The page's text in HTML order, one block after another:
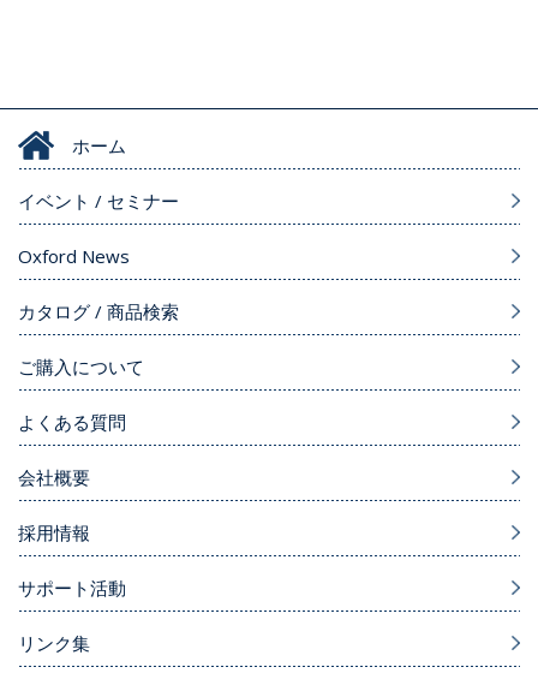
ホーム
イベント / セミナー
Oxford News
カタログ / 商品検索
ご購入について
よくある質問
会社概要
採用情報
サポート活動
リンク集